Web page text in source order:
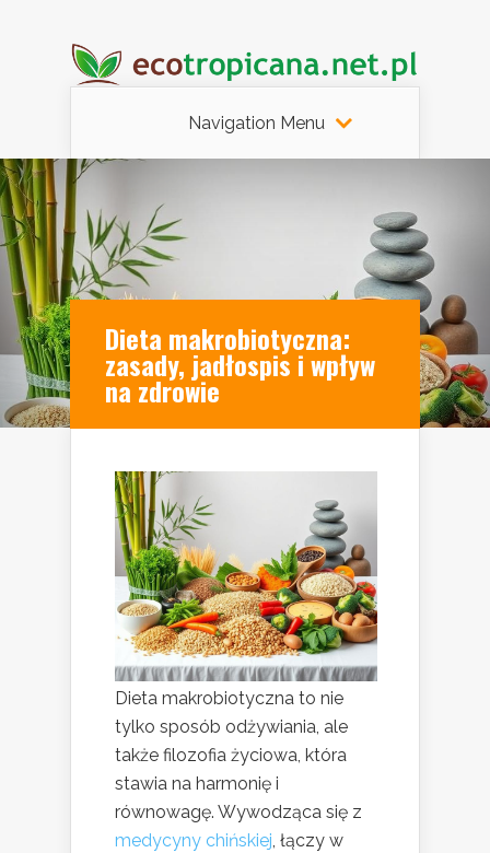
Navigation Menu
Dieta makrobiotyczna:
zasady, jadłospis i wpływ
na zdrowie
Dieta makrobiotyczna to nie
tylko sposób odżywiania, ale
także filozofia życiowa, która
stawia na harmonię i
równowagę. Wywodząca się z
medycyny chińskiej, łączy w